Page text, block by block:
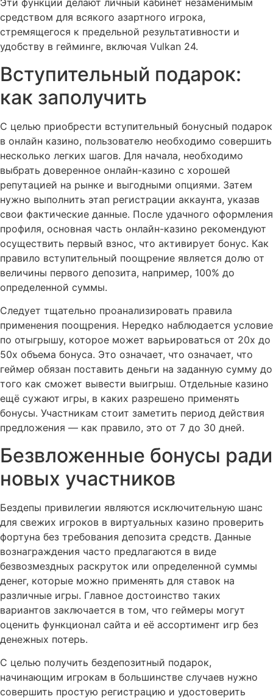
Эти функции делают личный кабинет незаменимым
средством для всякого азартного игрока,
стремящегося к предельной результативности и
удобству в гейминге, включая Vulkan 24.
Вступительный подарок:
как заполучить
С целью приобрести вступительный бонусный подарок
в онлайн казино, пользователю необходимо совершить
несколько легких шагов. Для начала, необходимо
выбрать доверенное онлайн-казино с хорошей
репутацией на рынке и выгодными опциями. Затем
нужно выполнить этап регистрации аккаунта, указав
свои фактические данные. После удачного оформления
профиля, основная часть онлайн-казино рекомендуют
осуществить первый взнос, что активирует бонус. Как
правило вступительный поощрение является долю от
величины первого депозита, например, 100% до
определенной суммы.
Следует тщательно проанализировать правила
применения поощрения. Нередко наблюдается условие
по отыгрышу, которое может варьироваться от 20x до
50x объема бонуса. Это означает, что означает, что
геймер обязан поставить деньги на заданную сумму до
того как сможет вывести выигрыш. Отдельные казино
ещё сужают игры, в каких разрешено применять
бонусы. Участникам стоит заметить период действия
предложения — как правило, это от 7 до 30 дней.
Безвложенные бонусы ради
новых участников
Бездепы привилегии являются исключительную шанс
для свежих игроков в виртуальных казино проверить
фортуна без требования депозита средств. Данные
вознаграждения часто предлагаются в виде
безвозмездных раскруток или определенной суммы
денег, которые можно применять для ставок на
различные игры. Главное достоинство таких
вариантов заключается в том, что геймеры могут
оценить функционал сайта и её ассортимент игр без
денежных потерь.
С целью получить бездепозитный подарок,
начинающим игрокам в большинстве случаев нужно
совершить простую регистрацию и удостоверить